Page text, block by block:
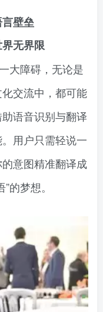
壁垒
无界限
大障碍，无论是
交流中，都可能
语音识别与翻译
用户只需轻说一
意图精准翻译成
的梦想。